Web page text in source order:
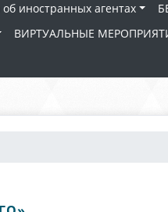
иностранных агентах
ВИРТУАЛЬНЫЕ